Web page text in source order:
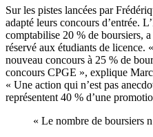
Sur les pistes lancées par
adapté leurs concours d’entrée.
comptabilise 20 % de boursiers,
réservé aux étudiants de licence.
nouveau concours à 25 % de
concours CPGE », explique
« Une action qui n’est pas
représentent 40 % d’une
« Le nombre de boursiers